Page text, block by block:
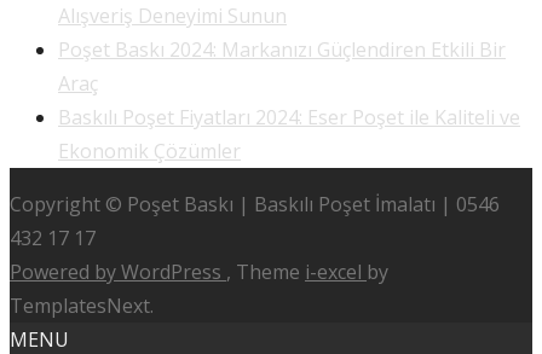
Alışveriş Deneyimi Sunun
Poşet Baskı 2024: Markanızı Güçlendiren Etkili Bir
Araç
Baskılı Poşet Fiyatları 2024: Eser Poşet ile Kaliteli ve
Ekonomik Çözümler
Copyright © Poşet Baskı | Baskılı Poşet İmalatı | 0546
432 17 17
Powered by WordPress , Theme i-excel by
TemplatesNext.
MENU